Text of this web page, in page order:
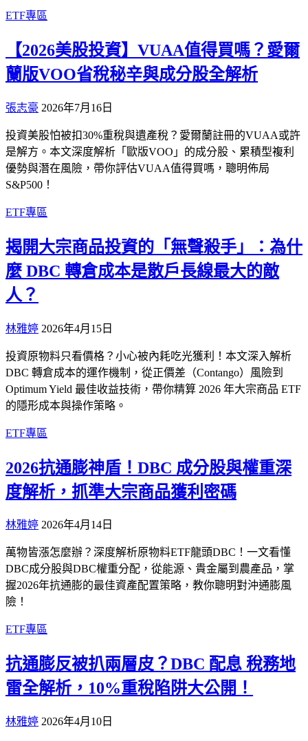
ETF專區
【2026美股投資】VUAA值得買嗎？愛爾
蘭版VOO省稅秘辛與成分股全解析
張志豪 2026年7月16日
投資美股怕被扣30%重稅與遺產稅？愛爾蘭註冊的VUAA或許
是解方。本文深度解析「歐版VOO」的成分股、累積型複利
優勢與潛在風險，帶你評估VUAA值得買嗎，聰明佈局
S&P500！
ETF專區
揭開大宗商品投資的「無聲殺手」：為什
麼 DBC 轉倉成本是散戶長線最大的敵
人？
林雅婷 2026年4月15日
投資原物料只看價格？小心被內耗吃光獲利！本文深入解析
DBC 轉倉成本的運作機制，從正價差（Contango）風險到
Optimum Yield 最佳收益技術，帶你精算 2026 年大宗商品 ETF
的隱形成本與操作策略。
ETF專區
2026抗通膨神盾！DBC 成分股與權重深
度解析，抓準大宗商品獲利密碼
林雅婷 2026年4月14日
萬物皆漲怎麼辦？深度解析原物料ETF龍頭DBC！一文看懂
DBC成分股與DBC權重分配，從能源、貴金屬到農產品，掌
握2026年抗通膨的最佳資產配置策略，教你聰明對沖通膨風
險！
ETF專區
抗通膨反被扒兩層皮？DBC 配息 稅務地
雷全解析，10%重稅陷阱大公開！
林雅婷 2026年4月10日